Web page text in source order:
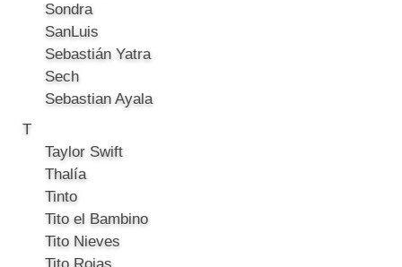
Sondra
SanLuis
Sebastián Yatra
Sech
Sebastian Ayala
T
Taylor Swift
Thalía
Tinto
Tito el Bambino
Tito Nieves